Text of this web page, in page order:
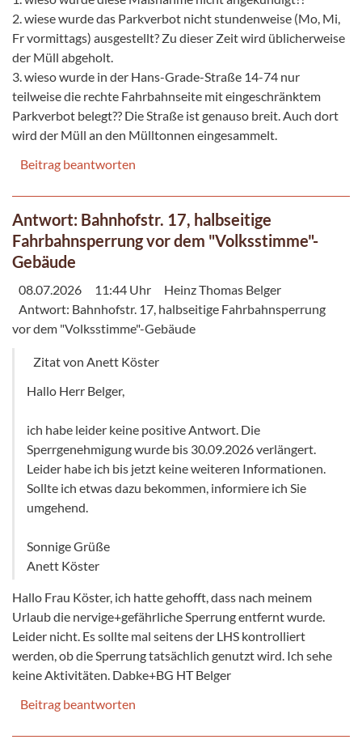
2. wiese wurde das Parkverbot nicht stundenweise (Mo, Mi,
Fr vormittags) ausgestellt? Zu dieser Zeit wird üblicherweise
der Müll abgeholt.
3. wieso wurde in der Hans-Grade-Straße 14-74 nur
teilweise die rechte Fahrbahnseite mit eingeschränktem
Parkverbot belegt?? Die Straße ist genauso breit. Auch dort
wird der Müll an den Mülltonnen eingesammelt.
Beitrag beantworten
Antwort: Bahnhofstr. 17, halbseitige
Fahrbahnsperrung vor dem "Volksstimme"-
Gebäude
08.07.2026 11:44 Uhr
Heinz Thomas Belger
Antwort: Bahnhofstr. 17, halbseitige Fahrbahnsperrung
vor dem "Volksstimme"-Gebäude
Zitat von Anett Köster
Hallo Herr Belger,
ich habe leider keine positive Antwort. Die
Sperrgenehmigung wurde bis 30.09.2026 verlängert.
Leider habe ich bis jetzt keine weiteren Informationen.
Sollte ich etwas dazu bekommen, informiere ich Sie
umgehend.
Sonnige Grüße
Anett Köster
Hallo Frau Köster, ich hatte gehofft, dass nach meinem
Urlaub die nervige+gefährliche Sperrung entfernt wurde.
Leider nicht. Es sollte mal seitens der LHS kontrolliert
werden, ob die Sperrung tatsächlich genutzt wird. Ich sehe
keine Aktivitäten. Dabke+BG HT Belger
Beitrag beantworten